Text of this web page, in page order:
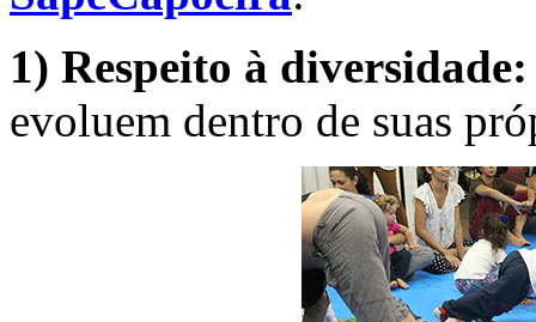
1) Respeito à
evoluem dentro de suas